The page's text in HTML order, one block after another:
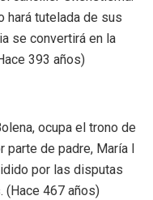
hará tutelada de sus
se convertirá en la
393 años)
ocupa el trono de
parte de padre, María I
por las disputas
(Hace 467 años)